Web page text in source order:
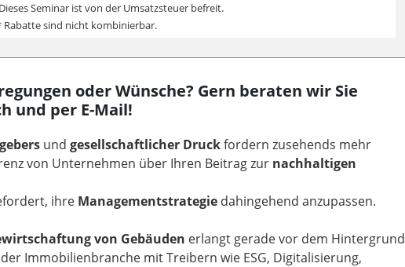
Seminar ist von der Umsatzsteuer befreit.
sind nicht kombinierbar.
oder Wünsche? Gern beraten wir Sie
und per E-Mail!
und gesellschaftlicher Druckfordern zusehends mehr
von Unternehmen über Ihren Beitrag zur nachhaltigen
ihre Managementstrategie dahingehend anzupassen.
von Gebäuden erlangt gerade vor dem Hintergrund
Immobilienbranche mit Treibern wie ESG, Digitalisierung,